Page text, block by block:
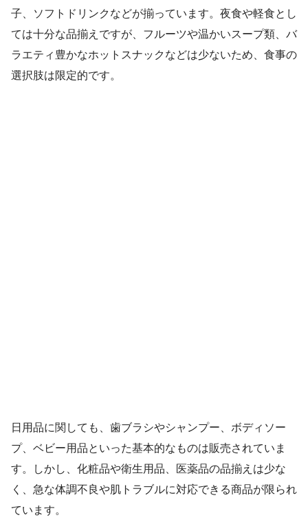
子、ソフトドリンクなどが揃っています。夜食や軽食とし
ては十分な品揃えですが、フルーツや温かいスープ類、バ
ラエティ豊かなホットスナックなどは少ないため、食事の
選択肢は限定的です。
日用品に関しても、歯ブラシやシャンプー、ボディソー
プ、ベビー用品といった基本的なものは販売されていま
す。しかし、化粧品や衛生用品、医薬品の品揃えは少な
く、急な体調不良や肌トラブルに対応できる商品が限られ
ています。